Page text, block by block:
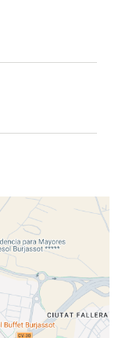
- 13:3016:00 - 20:00
- 13:3016:00 - 20:00
13:3016:00 - 20:00
13:3016:00 - 20:00
actualmente
el 8 ago 2026
actualmente